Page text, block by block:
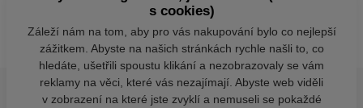
s cookies)
Záleží nám na tom, aby pro vás nakupování bylo co nejlepší
zážitkem. Abyste na našich stránkách rychle našli to, co
hledáte, ušetřili spoustu klikání a nezobrazovaly se vám
reklamy na věci, které vás nezajímají. Abyste web viděli
v zobrazení na které jste zvyklí a nemuseli se pokaždé